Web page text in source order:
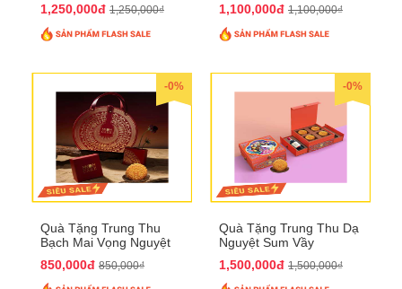
1,250,000đ 1,250,000₫
1,100,000đ 1,100,000₫
-0%
Quà Tặng Trung Thu
Bạch Mai Vọng Nguyệt
850,000đ 850,000₫
-0%
Quà Tặng Trung Thu Dạ
Nguyệt Sum Vầy
1,500,000đ 1,500,000₫